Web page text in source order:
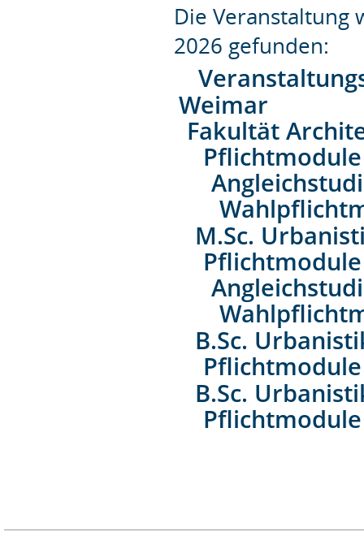
Die Veranstaltung
2026 gefunden:
Weimar
Fakultät
Pflichtmodule
M.Sc.
Pflichtmodule
B.Sc.
Pflichtmodule
B.Sc.
Pflichtmodule